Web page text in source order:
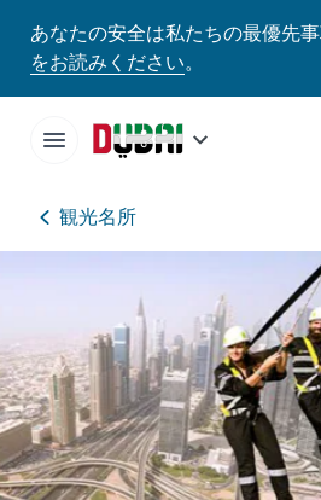
あなたの安全は私たちの最優先事
をお読みください。
観光名所